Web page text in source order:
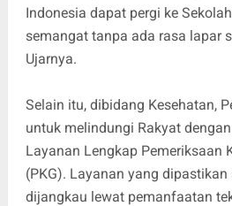
Indonesia dapat pergi ke
semangat tanpa ada rasa lapar
Ujarnya.
Selain itu, dibidang Kesehatan,
untuk melindungi Rakyat
Layanan Lengkap Pemeriksaan
(PKG). Layanan yang
dijangkau lewat pemanfaatan